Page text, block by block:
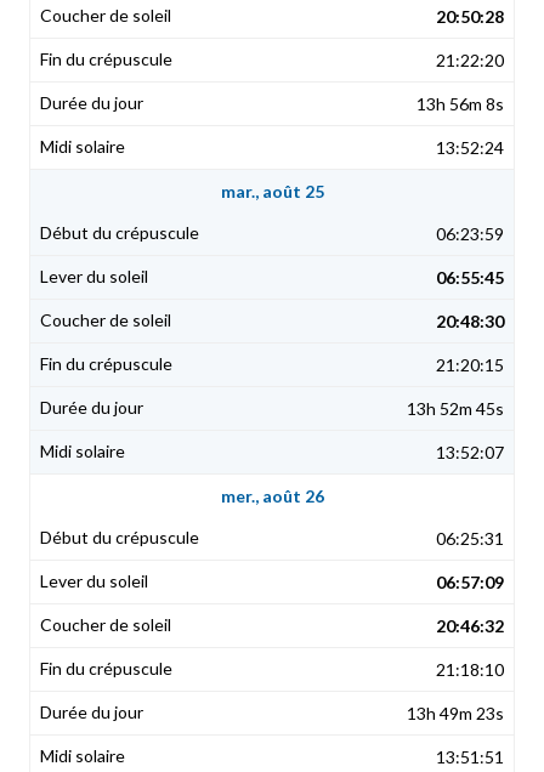
20:50:28
21:22:20
13h 56m 8s
13:52:24
mar., août 25
06:23:59
06:55:45
20:48:30
21:20:15
13h 52m 45s
13:52:07
mer., août 26
06:25:31
06:57:09
20:46:32
21:18:10
13h 49m 23s
13:51:51